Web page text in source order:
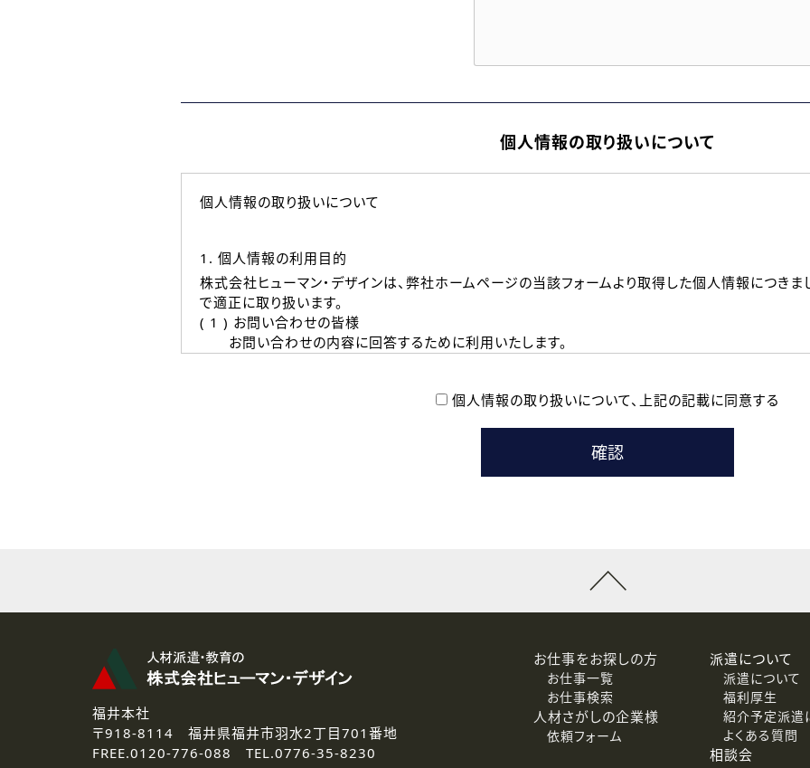
個人情報の取り扱いについて
個人情報の取り扱いについて
1. 個人情報の利用目的
株式会社ヒューマン・デザインは、弊社ホームページの当該フォームより取得した個人情報につき
で適正に取り扱います。
( 1 ) お問い合わせの皆様
お問い合わせの内容に回答するために利用いたします。
本登録に関するご連絡および本登録時の参考情報として利用いたします。
なお、ご連絡手段は、電話・Ｅメールのいずれかの方法といたします。
3.個人情報の取り扱いの委託
弊社の定める個人情報保護の評価基準を満たした委託先に、個人情報を委託する場合があります。
4.個人情報の開示等について
ご提供いただいた個人情報の開示等（利用目的の通知、開示、訂正、追加または削除、利用の停止、
個人情報の取り扱いについて、 上記の記載に同意する
福井本社
〒918-8114 福井県福井市羽水2丁目701番地
FREE.0120-776-088 TEL.0776-35-8230
お仕事をお探しの方
お仕事一覧
お仕事検索
人材さがしの企業様
依頼フォーム
派遣について
派遣について
福利厚生
紹介予定派遣
よくある質問
相談会